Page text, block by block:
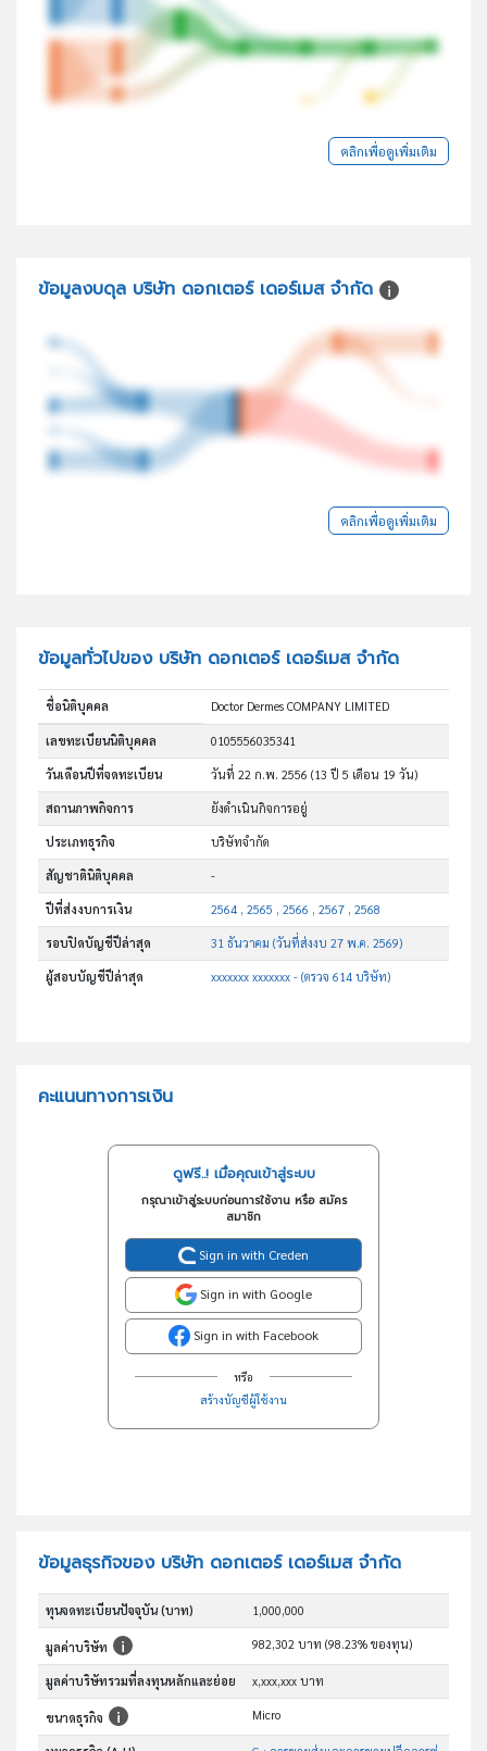
คลิกเพื่อดูเพิ่มเติม
ข้อมูลงบดุล บริษัท ดอกเตอร์ เดอร์เมส จำกัด
คลิกเพื่อดูเพิ่มเติม
ข้อมูลทั่วไปของ บริษัท ดอกเตอร์ เดอร์เมส จำกัด
ชื่อนิติบุคคล Doctor Dermes COMPANY LIMITED
เลขทะเบียนนิติบุคคล 0105556035341
วันเดือนปีที่จดทะเบียน วันที่ 22 ก.พ. 2556(13 ปี 5 เดือน 19 วัน)
สถานภาพกิจการ ยังดำเนินกิจการอยู่
ประเภทธุรกิจ บริษัทจำกัด
สัญชาตินิติบุคคล -
ปีที่ส่งงบการเงิน 2564 , 2565 , 2566 , 2567 , 2568
รอบปิดบัญชีปีล่าสุด 31 ธันวาคม (วันที่ส่งงบ 27 พ.ค. 2569)
ผู้สอบบัญชีปีล่าสุด xxxxxxx xxxxxxx - (ตรวจ 614 บริษัท)
คะแนนทางการเงิน
ดูฟรี..! เมื่อคุณเข้าสู่ระบบ
กรุณาเข้าสู่ระบบก่อนการใช้งาน หรือ สมัคร
สมาชิก
Sign in with Creden
Sign in with Google
Sign in with Facebook
หรือ
สร้างบัญชีผู้ใช้งาน
ข้อมูลธุรกิจของ บริษัท ดอกเตอร์ เดอร์เมส จำกัด
ทุนจดทะเบียนปัจจุบัน (บาท) 1,000,000
มูลค่าบริษัท 982,302 บาท (98.23% ของทุน)
มูลค่าบริษัทรวมที่ลงทุนหลักและย่อย x,xxx,xxx บาท
ขนาดธุรกิจ Micro